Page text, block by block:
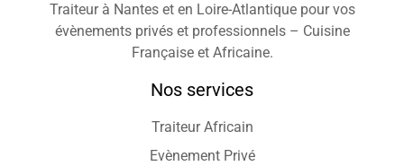
Traiteur à Nantes et en Loire-Atlantique pour vos
évènements privés et professionnels – Cuisine
Française et Africaine.
Nos services
Traiteur Africain
Evènement Privé